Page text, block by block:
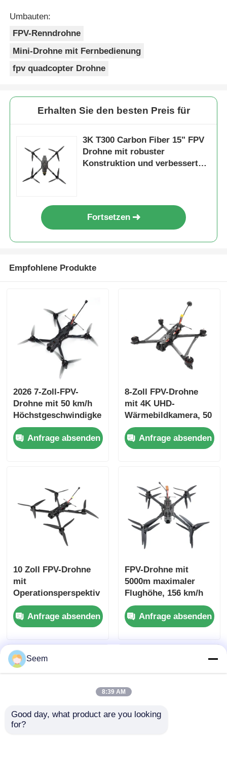
Umbauten:
FPV-Renndrohne
Mini-Drohne mit Fernbedienung
fpv quadcopter Drohne
Erhalten Sie den besten Preis für
3K T300 Carbon Fiber 15" FPV
Drohne mit robuster
Konstruktion und verbesserter
Fortsetzen
Empfohlene Produkte
2026 7-Zoll-FPV-
Drohne mit 50 km/h
Höchstgeschwindigke
it und 20 kg
Tragfähigkeit für
industrielle
Anfrage absenden
8-Zoll FPV-Drohne
mit 4K UHD-
Wärmebildkamera, 50
kg Nutzlast und 20
km maximaler
Flugdistanz
Anfrage absenden
10 Zoll FPV-Drohne
mit
Operationsperspektiv
e aus der ersten
Person 50 kg Nutzlast
und maximale
Anfrage absenden
FPV-Drohne mit
5000m maximaler
Flughöhe, 156 km/h
Geschwindigkeit und
20 km Reichweite für
industrielle
Anfrage absenden
Seem
8:39 AM
Good day, what product are you looking
for?